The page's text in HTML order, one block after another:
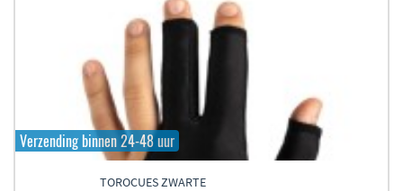
Verzending binnen 24-48 uur
TOROCUES ZWARTE